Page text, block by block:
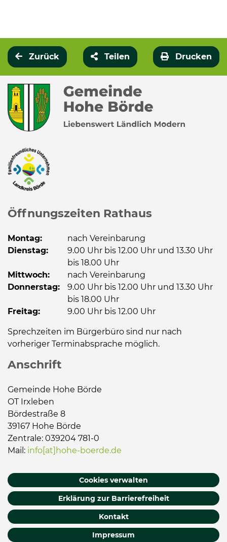
Zurück Teilen Drucken
Öffnungszeiten Rathaus
Montag:
nach Vereinbarung
Dienstag:
9.00 Uhr bis 12.00 Uhr und 13.30 Uhr
bis 18.00 Uhr
Mittwoch:
nach Vereinbarung
Donnerstag: 9.00 Uhr bis 12.00 Uhr und 13.30 Uhr
bis 18.00 Uhr
Freitag:
9.00 Uhr bis 12.00 Uhr
Sprechzeiten im Bürgerbüro sind nur nach
vorheriger Terminabsprache möglich.
Anschrift
Gemeinde Hohe Börde
OT Irxleben
Bördestraße 8
39167 Hohe Börde
Zentrale: 039204 781-0
Mail: info[at]hohe-boerde.de
Cookies verwalten
Erklärung zur Barrierefreiheit
Kontakt
Impressum